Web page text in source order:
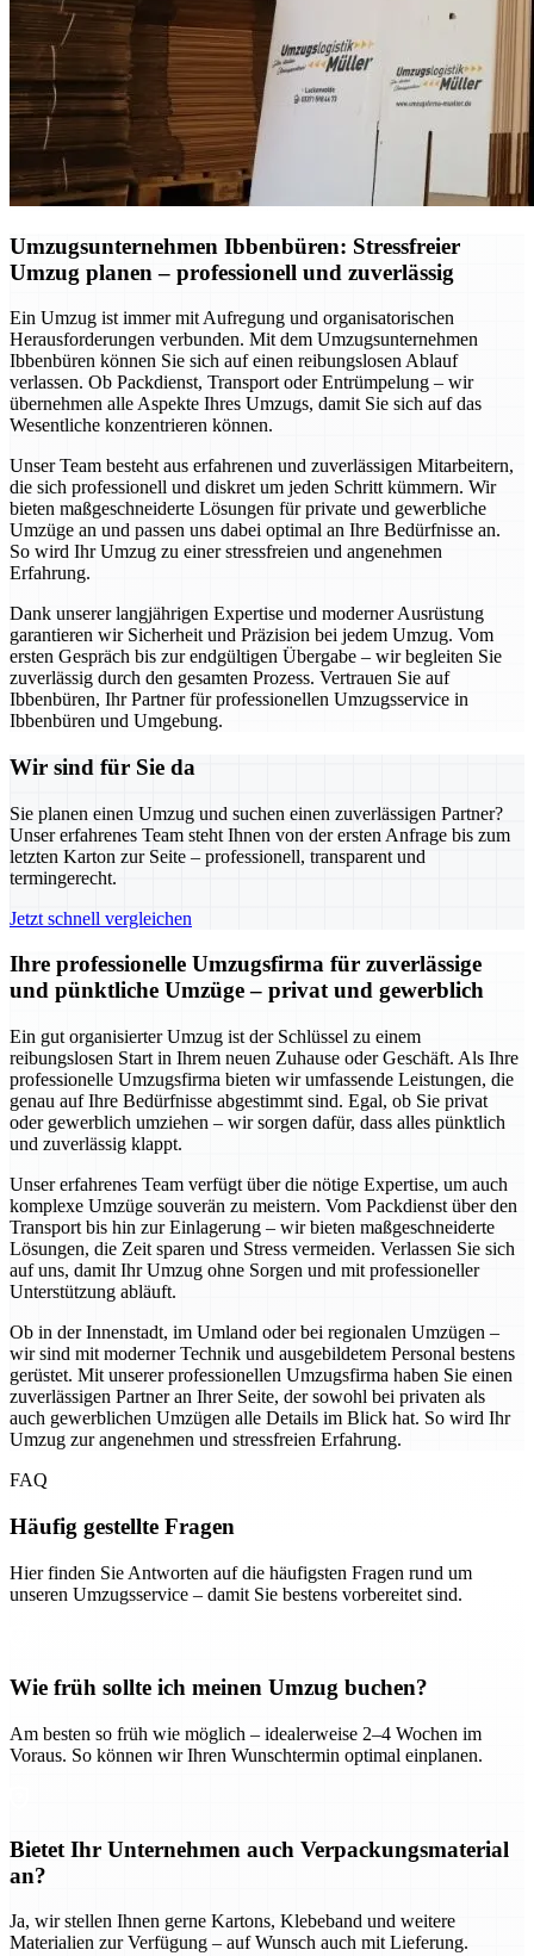
Umzugsunternehmen Ibbenbüren: Stressfreier
Umzug planen – professionell und zuverlässig
Ein Umzug ist immer mit Aufregung und organisatorischen
Herausforderungen verbunden. Mit dem Umzugsunternehmen
Ibbenbüren können Sie sich auf einen reibungslosen Ablauf
verlassen. Ob Packdienst, Transport oder Entrümpelung – wir
übernehmen alle Aspekte Ihres Umzugs, damit Sie sich auf das
Wesentliche konzentrieren können.
Unser Team besteht aus erfahrenen und zuverlässigen Mitarbeitern,
die sich professionell und diskret um jeden Schritt kümmern. Wir
bieten maßgeschneiderte Lösungen für private und gewerbliche
Umzüge an und passen uns dabei optimal an Ihre Bedürfnisse an.
So wird Ihr Umzug zu einer stressfreien und angenehmen
Erfahrung.
Dank unserer langjährigen Expertise und moderner Ausrüstung
garantieren wir Sicherheit und Präzision bei jedem Umzug. Vom
ersten Gespräch bis zur endgültigen Übergabe – wir begleiten Sie
zuverlässig durch den gesamten Prozess. Vertrauen Sie auf
Ibbenbüren, Ihr Partner für professionellen Umzugsservice in
Ibbenbüren und Umgebung.
Wir sind für Sie da
Sie planen einen Umzug und suchen einen zuverlässigen Partner?
Unser erfahrenes Team steht Ihnen von der ersten Anfrage bis zum
letzten Karton zur Seite – professionell, transparent und
termingerecht.
Jetzt schnell vergleichen
Ihre professionelle Umzugsfirma für zuverlässige
und pünktliche Umzüge – privat und gewerblich
Ein gut organisierter Umzug ist der Schlüssel zu einem
reibungslosen Start in Ihrem neuen Zuhause oder Geschäft. Als Ihre
professionelle Umzugsfirma bieten wir umfassende Leistungen, die
genau auf Ihre Bedürfnisse abgestimmt sind. Egal, ob Sie privat
oder gewerblich umziehen – wir sorgen dafür, dass alles pünktlich
und zuverlässig klappt.
Unser erfahrenes Team verfügt über die nötige Expertise, um auch
komplexe Umzüge souverän zu meistern. Vom Packdienst über den
Transport bis hin zur Einlagerung – wir bieten maßgeschneiderte
Lösungen, die Zeit sparen und Stress vermeiden. Verlassen Sie sich
auf uns, damit Ihr Umzug ohne Sorgen und mit professioneller
Unterstützung abläuft.
Ob in der Innenstadt, im Umland oder bei regionalen Umzügen –
wir sind mit moderner Technik und ausgebildetem Personal bestens
gerüstet. Mit unserer professionellen Umzugsfirma haben Sie einen
zuverlässigen Partner an Ihrer Seite, der sowohl bei privaten als
auch gewerblichen Umzügen alle Details im Blick hat. So wird Ihr
Umzug zur angenehmen und stressfreien Erfahrung.
FAQ
Häufig gestellte Fragen
Hier finden Sie Antworten auf die häufigsten Fragen rund um
unseren Umzugsservice – damit Sie bestens vorbereitet sind.
Wie früh sollte ich meinen Umzug buchen?
Am besten so früh wie möglich – idealerweise 2–4 Wochen im
Voraus. So können wir Ihren Wunschtermin optimal einplanen.
Bietet Ihr Unternehmen auch Verpackungsmaterial
an?
Ja, wir stellen Ihnen gerne Kartons, Klebeband und weitere
Materialien zur Verfügung – auf Wunsch auch mit Lieferung.